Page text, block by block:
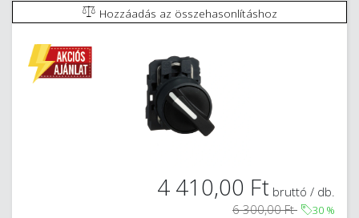
Hozzáadás az összehasonlításhoz
4 410,00 Ft bruttó / db.
6 300,00 Ft
30 %